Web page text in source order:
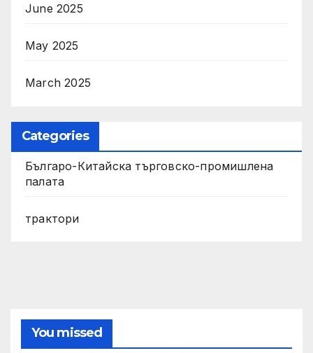
June 2025
May 2025
March 2025
Categories
Българо-Китайска търговско-промишлена
палата
трактори
You missed